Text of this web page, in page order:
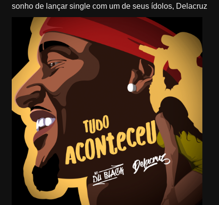
sonho de lançar single com um de seus ídolos, Delacruz